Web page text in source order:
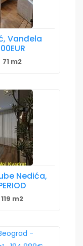
Vanđela
71 m2
Nedića,
119 m2